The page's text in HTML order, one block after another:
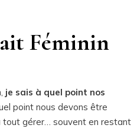
Féminin
je sais à quel point nos
point nous devons être
gérer… souvent en restant